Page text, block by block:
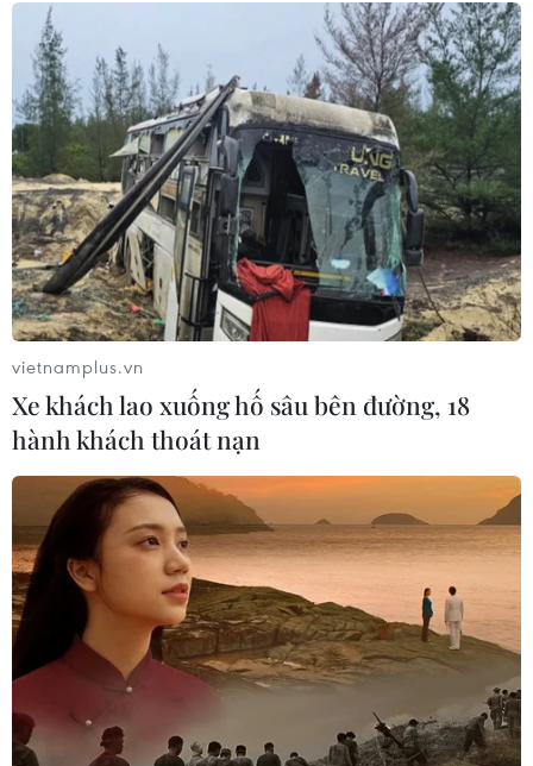
vietnamplus.vn
Xe khách lao xuống hố sâu bên đường, 18
hành khách thoát nạn